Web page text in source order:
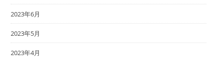
2023年6月
2023年5月
2023年4月